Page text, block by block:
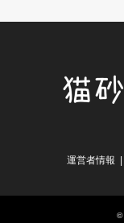
運営者情報
©